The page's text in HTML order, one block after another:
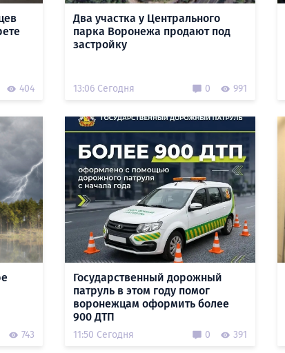
404
Два участка у Центрального
парка Воронежа продают под
застройку
13:06 Сегодня 0 991
743
Государственный дорожный
патруль в этом году помог
воронежцам оформить более
900 ДТП
11:50 Сегодня 0 391